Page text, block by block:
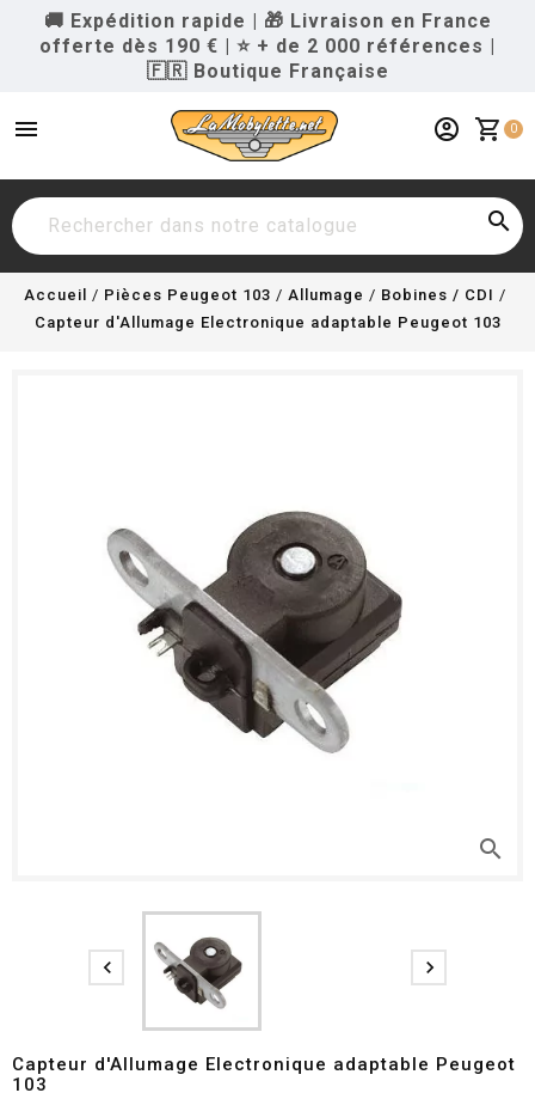
🚚 Expédition rapide | 🎁 Livraison en France
offerte dès 190 € | ⭐ + de 2 000 références |
🇫🇷 Boutique Française
menu shopping_cart 0
account_circle

Accueil Pièces Peugeot 103 Allumage
Bobines / CDI
Capteur d'Allumage Electronique adaptable Peugeot 103
search
 
Capteur d'Allumage Electronique adaptable Peugeot
103